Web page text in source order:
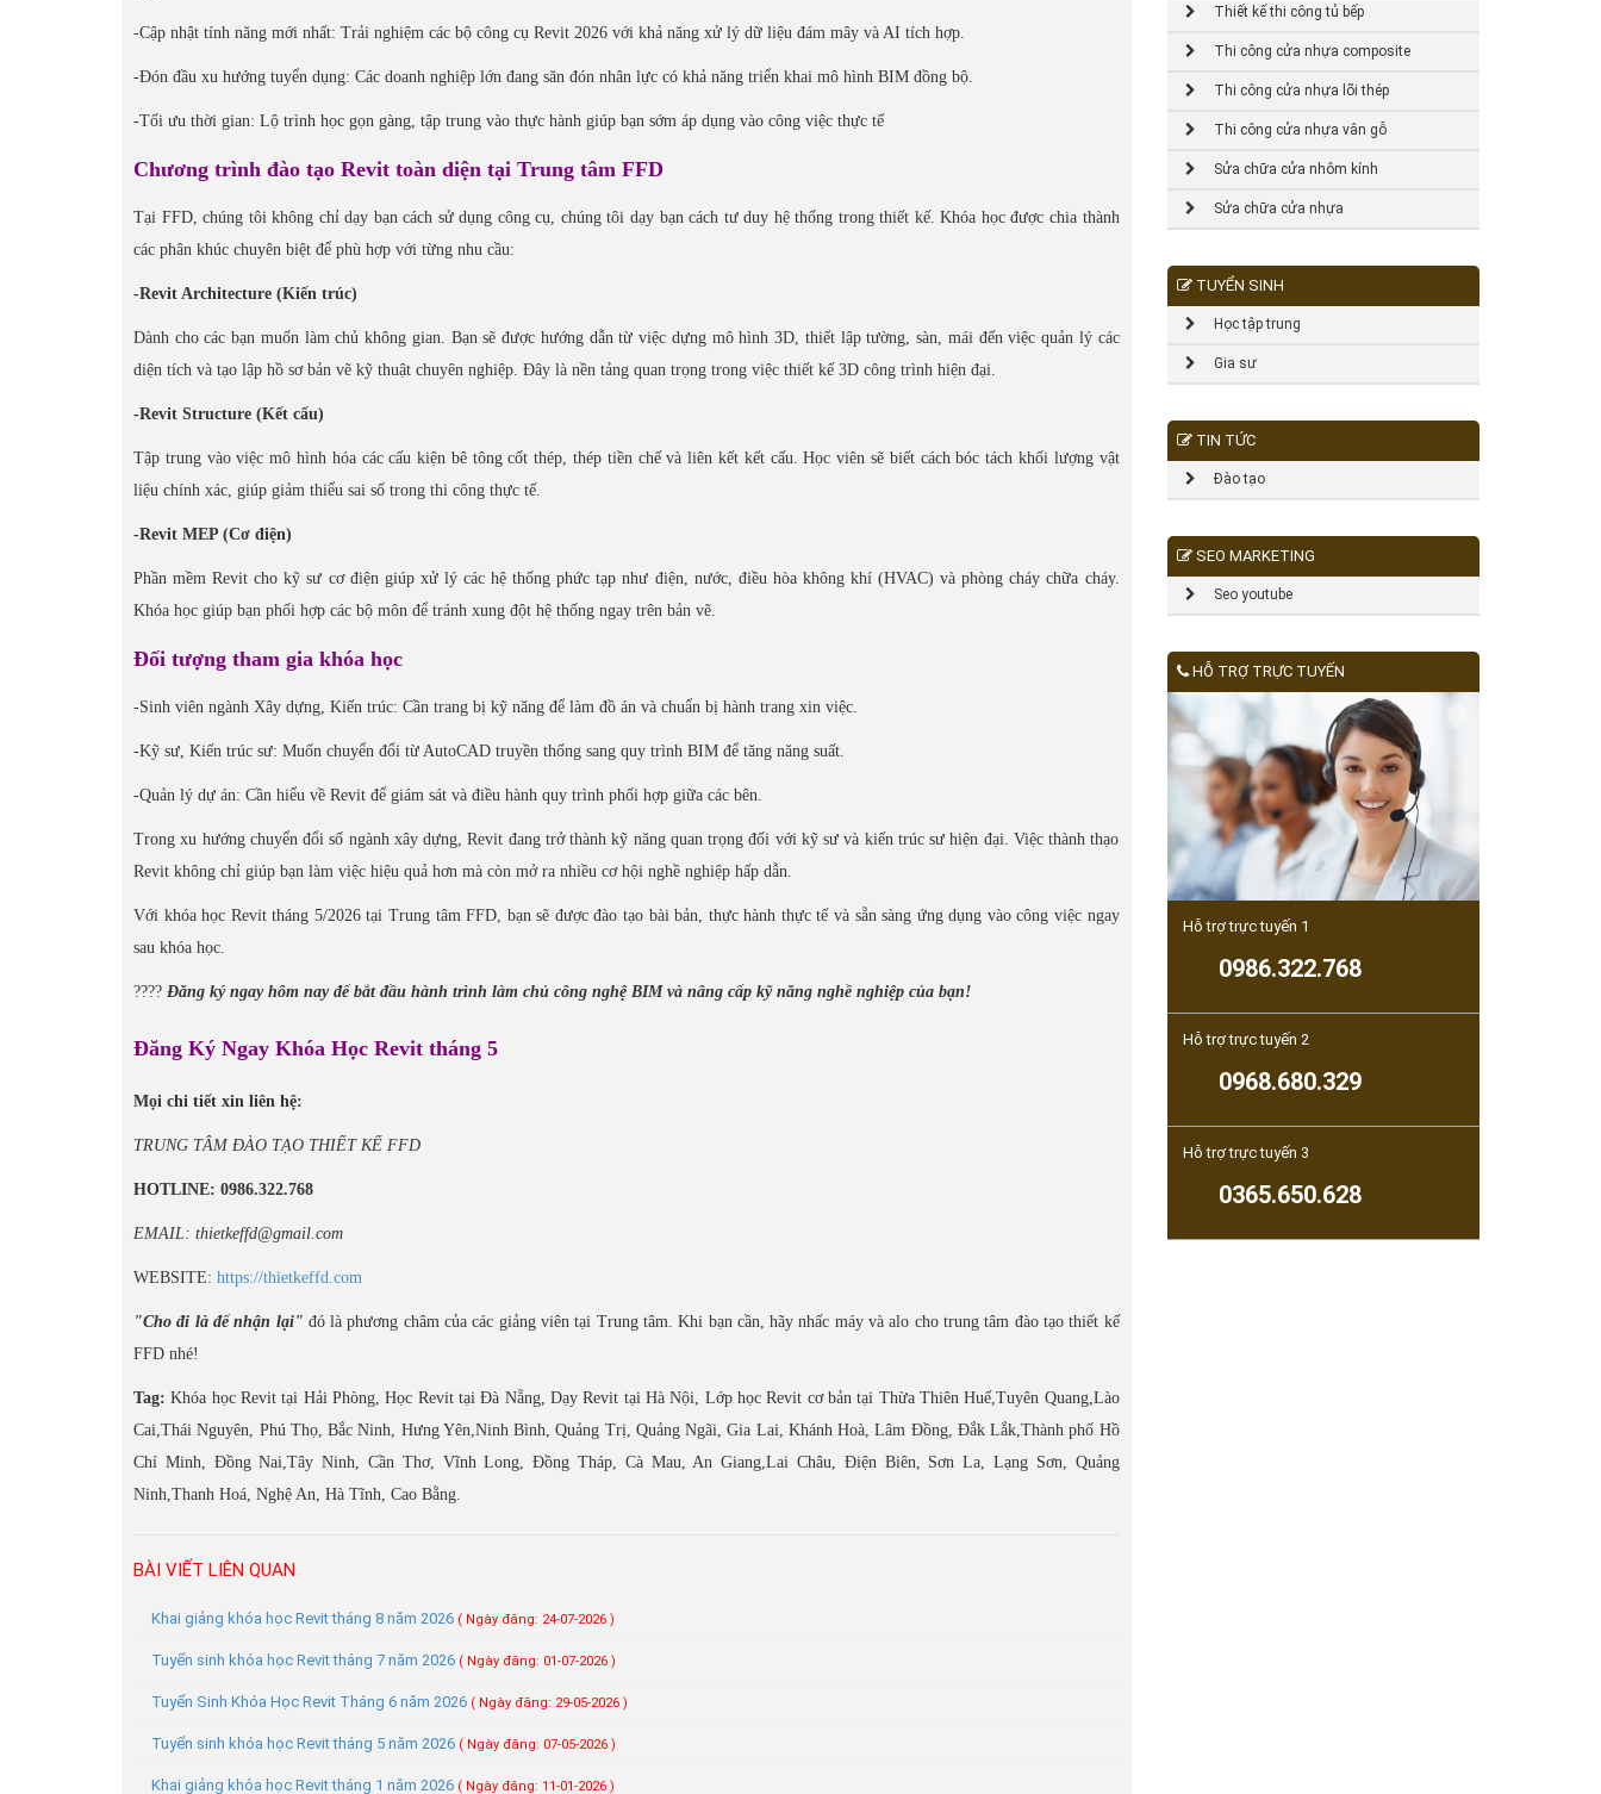
-Cập nhật tính năng mới nhất: Trải nghiệm các bộ công cụ Revit 2026 với khả năng xử lý dữ liệu đám mây và AI tích hợp.
-Đón đầu xu hướng tuyển dụng: Các doanh nghiệp lớn đang săn đón nhân lực có khả năng triển khai mô hình BIM đồng bộ.
-Tối ưu thời gian: Lộ trình học gọn gàng, tập trung vào thực hành giúp bạn sớm áp dụng vào công việc thực tế
Chương trình đào tạo Revit toàn diện tại Trung tâm FFD
Tại FFD, chúng tôi không chỉ dạy bạn cách sử dụng công cụ, chúng tôi dạy bạn cách tư duy hệ thống trong thiết kế. Khóa học được chia thành
các phân khúc chuyên biệt để phù hợp với từng nhu cầu:
-Revit Architecture (Kiến trúc)
Dành cho các bạn muốn làm chủ không gian. Bạn sẽ được hướng dẫn từ việc dựng mô hình 3D, thiết lập tường, sàn, mái đến việc quản lý các
diện tích và tạo lập hồ sơ bản vẽ kỹ thuật chuyên nghiệp. Đây là nền tảng quan trọng trong việc thiết kế 3D công trình hiện đại.
-Revit Structure (Kết cấu)
Tập trung vào việc mô hình hóa các cấu kiện bê tông cốt thép, thép tiền chế và liên kết kết cấu. Học viên sẽ biết cách bóc tách khối lượng vật
liệu chính xác, giúp giảm thiểu sai số trong thi công thực tế.
-Revit MEP (Cơ điện)
Phần mềm Revit cho kỹ sư cơ điện giúp xử lý các hệ thống phức tạp như điện, nước, điều hòa không khí (HVAC) và phòng cháy chữa cháy.
Khóa học giúp bạn phối hợp các bộ môn để tránh xung đột hệ thống ngay trên bản vẽ.
Đối tượng tham gia khóa học
-Sinh viên ngành Xây dựng, Kiến trúc: Cần trang bị kỹ năng để làm đồ án và chuẩn bị hành trang xin việc.
-Kỹ sư, Kiến trúc sư: Muốn chuyển đổi từ AutoCAD truyền thống sang quy trình BIM để tăng năng suất.
-Quản lý dự án: Cần hiểu về Revit để giám sát và điều hành quy trình phối hợp giữa các bên.
Trong xu hướng chuyển đổi số ngành xây dựng, Revit đang trở thành kỹ năng quan trọng đối với kỹ sư và kiến trúc sư hiện đại. Việc thành thạo
Revit không chỉ giúp bạn làm việc hiệu quả hơn mà còn mở ra nhiều cơ hội nghề nghiệp hấp dẫn.
Với khóa học Revit tháng 5/2026 tại Trung tâm FFD, bạn sẽ được đào tạo bài bản, thực hành thực tế và sẵn sàng ứng dụng vào công việc ngay
sau khóa học.
???? Đăng ký ngay hôm nay để bắt đầu hành trình làm chủ công nghệ BIM và nâng cấp kỹ năng nghề nghiệp của bạn!
Đăng Ký Ngay Khóa Học Revit tháng 5
Mọi chi tiết xin liên hệ:
TRUNG TÂM ĐÀO TẠO THIẾT KẾ FFD
HOTLINE: 0986.322.768
EMAIL: thietkeffd@gmail.com
WEBSITE: https://thietkeffd.com
"Cho đi là để nhận lại" đó là phương châm của các giảng viên tại Trung tâm. Khi bạn cần, hãy nhấc máy và alo cho trung tâm đào tạo thiết kế
FFD nhé!
Tag:Khóa học Revit tại Hải Phòng, Học Revit tại Đà Nẵng, Dạy Revit tại Hà Nội, Lớp học Revit cơ bản tại Thừa Thiên Huế,Tuyên Quang,Lào
Cai,Thái Nguyên, Phú Thọ, Bắc Ninh, Hưng Yên,Ninh Bình, Quảng Trị, Quảng Ngãi, Gia Lai, Khánh Hoà, Lâm Đồng, Đắk Lắk,Thành phố Hồ
Chí Minh, Đồng Nai,Tây Ninh, Cần Thơ, Vĩnh Long, Đồng Tháp, Cà Mau, An Giang,Lai Châu, Điện Biên, Sơn La, Lạng Sơn, Quảng
Ninh,Thanh Hoá, Nghệ An, Hà Tĩnh, Cao Bằng.
BÀI VIẾT LIÊN QUAN
Khai giảng khóa học Revit tháng 8 năm 2026 ( Ngày đăng: 24-07-2026 )
Tuyển sinh khóa học Revit tháng 7 năm 2026 ( Ngày đăng: 01-07-2026 )
Tuyển Sinh Khóa Học Revit Tháng 6 năm 2026 ( Ngày đăng: 29-05-2026 )
Tuyển sinh khóa học Revit tháng 5 năm 2026 ( Ngày đăng: 07-05-2026 )
Khai giảng khóa học Revit tháng 1 năm 2026 ( Ngày đăng: 11-01-2026 )
Thiết kế thi công tủ bếp
Thi công cửa nhựa composite
Thi công cửa nhựa lõi thép
Thi công cửa nhựa vân gỗ
Sửa chữa cửa nhôm kính
Sửa chữa cửa nhựa
TUYỂN SINH
Học tập trung
Gia sư
TIN TỨC
Đào tạo
SEO MARKETING
Seo youtube
HỖ TRỢ TRỰC TUYẾN
Hỗ trợ trực tuyến 1
0986.322.768
Hỗ trợ trực tuyến 2
0968.680.329
Hỗ trợ trực tuyến 3
0365.650.628